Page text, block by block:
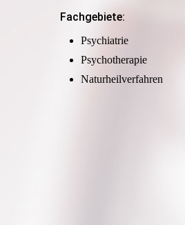
Fachgebiete:
Psychiatrie
Psychotherapie
Naturheilverfahren